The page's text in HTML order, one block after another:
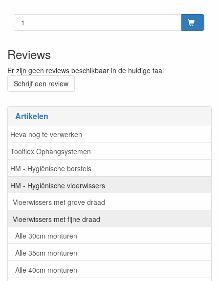
Artikelen
Heva nog te verwerken
Toolflex Ophangsystemen
HM - Hygiënische borstels
HM - Hygiënische vloerwissers
Vloerwissers met grove draad
Vloerwissers met fijne draad
Alle 30cm monturen
Alle 35cm monturen
Alle 40cm monturen
Reviews
Er zijn geen reviews beschikbaar in de huidige taal
Schrijf een review